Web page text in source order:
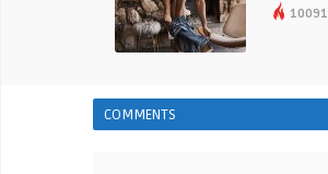
10091
COMMENTS